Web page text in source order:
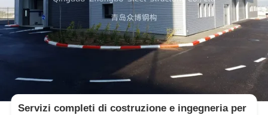
Servizi completi di costruzione e ingegneria per